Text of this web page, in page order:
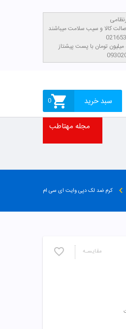
سبد خرید 0
مجله مهتاطب
کرم ضد لک دپی وایت ای سی ام
مقایسـه